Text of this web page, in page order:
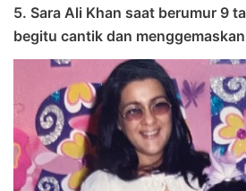
5. Sara Ali Khan saat berumur 9
begitu cantik dan